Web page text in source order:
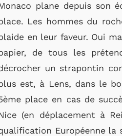
plane depuis son
Les hommes du
en leur faveur. Oui
de tous les
un strapontin
est, à Lens, dans le
place en cas de
(en déplacement à
Européenne la